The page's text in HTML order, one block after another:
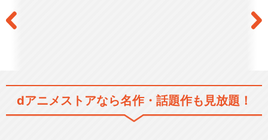
おしりたんてい(第2期)
dアニメストアなら名作・話題作も見放題！